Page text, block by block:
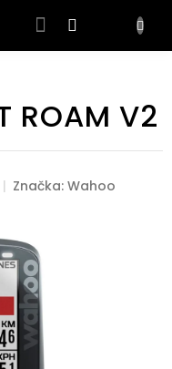
ROAM V2
z 5 hvězdiček.
Značka:Wahoo